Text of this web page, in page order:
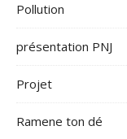
Pollution
présentation PNJ
Projet
Ramene ton dé